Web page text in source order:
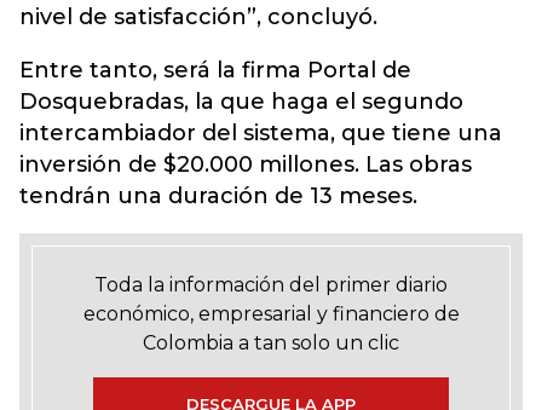
nivel de satisfacción”, concluyó.
Entre tanto, será la firma Portal de
Dosquebradas, la que haga el segundo
intercambiador del sistema, que tiene una
inversión de $20.000 millones. Las obras
tendrán una duración de 13 meses.
Toda la información del primer diario
económico, empresarial y financiero de
Colombia a tan solo un clic
DESCARGUE LA APP